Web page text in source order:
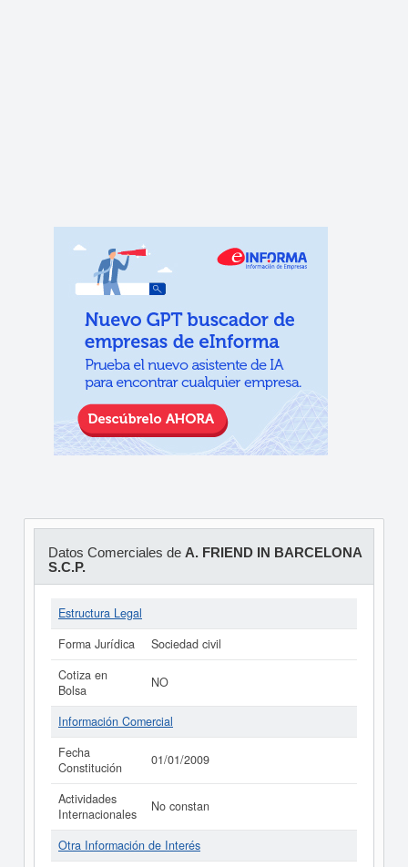
Datos Comerciales de A. FRIEND IN BARCELONA
S.C.P.
Estructura Legal
Forma Jurídica
Sociedad civil
Cotiza en
Bolsa
NO
Información Comercial
Fecha
Constitución
01/01/2009
Actividades
Internacionales
No constan
Otra Información de Interés